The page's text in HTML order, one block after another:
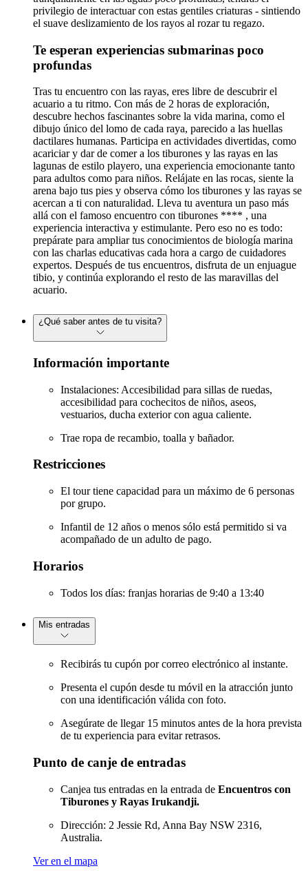
privilegio de interactuar con estas gentiles criaturas - sintiendo
el suave deslizamiento de los rayos al rozar tu regazo.
Te esperan experiencias submarinas poco
profundas
Tras tu encuentro con las rayas, eres libre de descubrir el
acuario a tu ritmo. Con más de 2 horas de exploración,
descubre hechos fascinantes sobre la vida marina, como el
dibujo único del lomo de cada raya, parecido a las huellas
dactilares humanas. Participa en actividades divertidas, como
acariciar y dar de comer a los tiburones y las rayas en las
lagunas de estilo playero, una experiencia emocionante tanto
para adultos como para niños. Relájate en las rocas, siente la
arena bajo tus pies y observa cómo los tiburones y las rayas se
acercan a ti con naturalidad. Lleva tu aventura un paso más
allá con el famoso encuentro con tiburones **** , una
experiencia interactiva y estimulante. Pero eso no es todo:
prepárate para ampliar tus conocimientos de biología marina
con las charlas educativas cada hora a cargo de cuidadores
expertos. Después de tus encuentros, disfruta de un enjuague
tibio, y continúa explorando el resto de las maravillas del
acuario.
¿Qué saber antes de tu visita?
Información importante
Instalaciones: Accesibilidad para sillas de ruedas,
accesibilidad para cochecitos de niños, aseos,
vestuarios, ducha exterior con agua caliente.
Trae ropa de recambio, toalla y bañador.
Restricciones
El tour tiene capacidad para un máximo de 6 personas
por grupo.
Infantil de 12 años o menos sólo está permitido si va
acompañado de un adulto de pago.
Horarios
Todos los días: franjas horarias de 9:40 a 13:40
Mis entradas
Recibirás tu cupón por correo electrónico al instante.
Presenta el cupón desde tu móvil en la atracción junto
con una identificación válida con foto.
Asegúrate de llegar 15 minutos antes de la hora prevista
de tu experiencia para evitar retrasos.
Punto de canje de entradas
Canjea tus entradas en la entrada de Encuentros con
Tiburones y Rayas Irukandji.
Dirección: 2 Jessie Rd, Anna Bay NSW 2316,
Australia.
Ver en el mapa